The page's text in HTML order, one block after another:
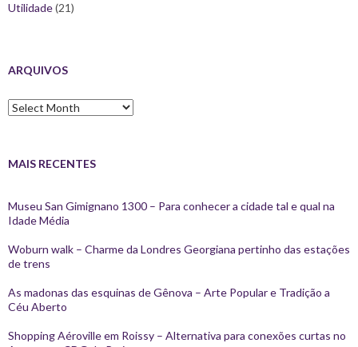
Utilidade(21)
ARQUIVOS
Arquivos
MAIS RECENTES
Museu San Gimignano 1300 – Para conhecer a cidade tal e qual na
Idade Média
Woburn walk – Charme da Londres Georgiana pertinho das estações
de trens
As madonas das esquinas de Gênova – Arte Popular e Tradição a
Céu Aberto
Shopping Aéroville em Roissy – Alternativa para conexões curtas no